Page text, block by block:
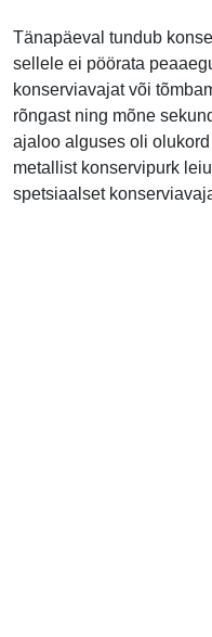
Tänapäeval tundub
sellele ei pöörata
konserviavajat või
rõngast ning mõne
ajaloo alguses oli
metallist konservipurk
spetsiaalset